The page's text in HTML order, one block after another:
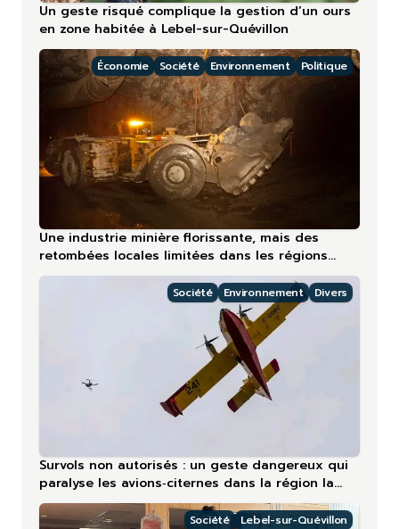
Un geste risqué complique la gestion d’un ours
en zone habitée à Lebel-sur-Quévillon
Économie Société Environnement Politique
Une industrie minière florissante, mais des
retombées locales limitées dans les régions
nordiques
Société Environnement Divers
Survols non autorisés : un geste dangereux qui
paralyse les avions‑citernes dans la région la
plus touchée en 2026
Société Lebel-sur-Quévillon